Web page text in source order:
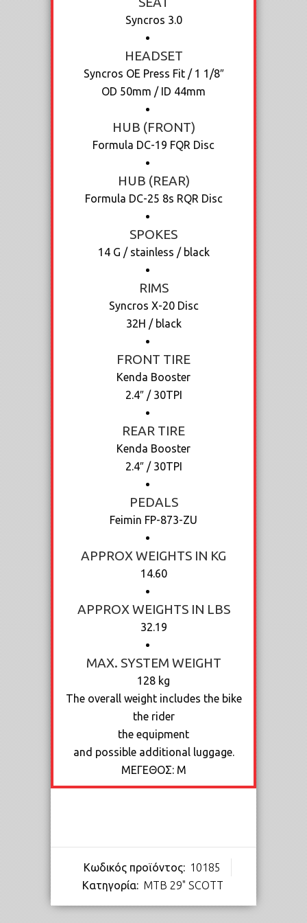
Syncros 3.0
HEADSET
Syncros OE Press Fit / 1 1/8″
OD 50mm / ID 44mm
HUB (FRONT)
Formula DC-19 FQR Disc
HUB (REAR)
Formula DC-25 8s RQR Disc
SPOKES
14 G / stainless / black
RIMS
Syncros X-20 Disc
32H / black
FRONT TIRE
Kenda Booster
2.4″ / 30TPI
REAR TIRE
Kenda Booster
2.4″ / 30TPI
PEDALS
Feimin FP-873-ZU
APPROX WEIGHTS IN KG
14.60
APPROX WEIGHTS IN LBS
32.19
MAX. SYSTEM WEIGHT
128 kg
The overall weight includes the bike
the rider
the equipment
and possible additional luggage.
ΜΕΓΕΘΟΣ: M
Κωδικός προϊόντος: 10185
Κατηγορία: MTB 29" SCOTT